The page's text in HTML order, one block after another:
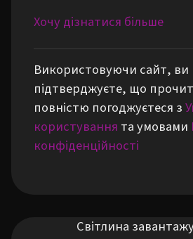
Хочу дізнатися більше
Використовуючи сайт, ви
підтверджуєте, що
повністю погоджуєтеся з
користування та умовами
конфіденційності
Світлина